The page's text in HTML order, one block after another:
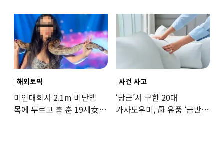
해외토픽
미인대회서 2.1m 비단뱀
목에 두르고 춤 춘 19세女
사건 사고
‘당근’서 구한 20대
가사도우미, 母 유품 ‘금반지